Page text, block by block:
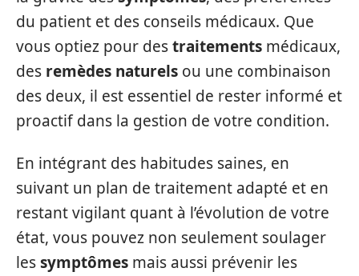
du patient et des conseils médicaux. Que
vous optiez pour destraitements médicaux,
des remèdes naturels ou une combinaison
des deux, il est essentiel de rester informé et
proactif dans la gestion de votre condition.
En intégrant des habitudes saines, en
suivant un plan de traitement adapté et en
restant vigilant quant à l’évolution de votre
état, vous pouvez non seulement soulager
lessymptômes mais aussi prévenir les